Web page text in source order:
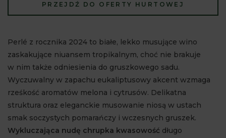
PRZEJDŹ DO OFERTY HURTOWEJ
Perlé z rocznika 2024 to białe, lekko musujące wino
zaskakujące niuansem tropikalnym, choć nie brakuje
w nim także odniesienia do gruszkowego sadu.
Wyczuwalny w zapachu eukaliptusowy akcent wzmaga
rześkość aromatów melona i cytrusów. Delikatna
struktura oraz eleganckie musowanie niosą w ustach
smak soczystych pomarańczy i wczesnych gruszek.
Wykluczająca nudę chrupka kwasowość długo